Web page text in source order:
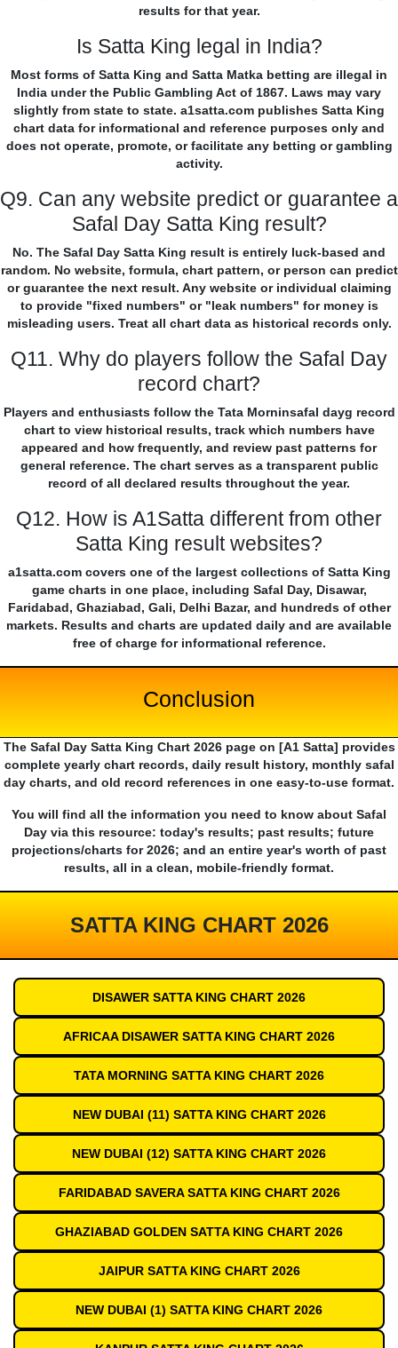
results for that year.
Is Satta King legal in India?
Most forms of Satta King and Satta Matka betting are illegal in
India under the Public Gambling Act of 1867. Laws may vary
slightly from state to state. a1satta.com publishes Satta King
chart data for informational and reference purposes only and
does not operate, promote, or facilitate any betting or gambling
activity.
Q9. Can any website predict or guarantee a
Safal Day Satta King result?
No. The Safal Day Satta King result is entirely luck-based and
random. No website, formula, chart pattern, or person can predict
or guarantee the next result. Any website or individual claiming
to provide "fixed numbers" or "leak numbers" for money is
misleading users. Treat all chart data as historical records only.
Q11. Why do players follow the Safal Day
record chart?
Players and enthusiasts follow the Tata Morninsafal dayg record
chart to view historical results, track which numbers have
appeared and how frequently, and review past patterns for
general reference. The chart serves as a transparent public
record of all declared results throughout the year.
Q12. How is A1Satta different from other
Satta King result websites?
a1satta.com covers one of the largest collections of Satta King
game charts in one place, including Safal Day, Disawar,
Faridabad, Ghaziabad, Gali, Delhi Bazar, and hundreds of other
markets. Results and charts are updated daily and are available
free of charge for informational reference.
Conclusion
The Safal Day Satta King Chart 2026 page on [A1 Satta] provides
complete yearly chart records, daily result history, monthly safal
day charts, and old record references in one easy-to-use format.
You will find all the information you need to know about Safal
Day via this resource: today's results; past results; future
projections/charts for 2026; and an entire year's worth of past
results, all in a clean, mobile-friendly format.
SATTA KING CHART 2026
DISAWER SATTA KING CHART 2026
AFRICAA DISAWER SATTA KING CHART 2026
TATA MORNING SATTA KING CHART 2026
NEW DUBAI (11) SATTA KING CHART 2026
NEW DUBAI (12) SATTA KING CHART 2026
FARIDABAD SAVERA SATTA KING CHART 2026
GHAZIABAD GOLDEN SATTA KING CHART 2026
JAIPUR SATTA KING CHART 2026
NEW DUBAI (1) SATTA KING CHART 2026